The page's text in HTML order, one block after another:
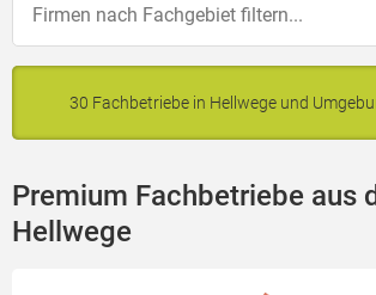
30 Fachbetriebe in Hellwege und
Premium Fachbetriebe aus
Hellwege